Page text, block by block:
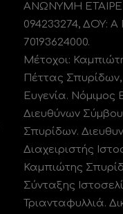
ΑΝΩΝΥΜΗ
094233274, ΔΟΥ:
70193624000.
Μέτοχοι:
Πέττας
Ευγενία.
Διευθύνων
Σπυρίδων.
Διαχειριστής
Καμπιώτης
Σύνταξης
Τριανταφυλλιά.